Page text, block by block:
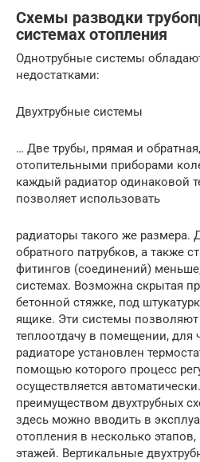
Схемы разводки
системах отопления
Однотрубные системы
недостатками:
Двухтрубные системы
… Две трубы, прямая и
отопительными приборами
каждый радиатор одинаковой
позволяет использовать
радиаторы такого же
обратного патрубков, а также
фитингов (соединений)
системах. Возможна скрытая
бетонной стяжке, под
ящике. Эти системы позволяют
теплоотдачу в помещении, для
радиаторе установлен
помощью которого процесс
осуществляется
преимуществом двухтрубных
здесь можно вводить в
отопления в несколько
этажей. Вертикальные